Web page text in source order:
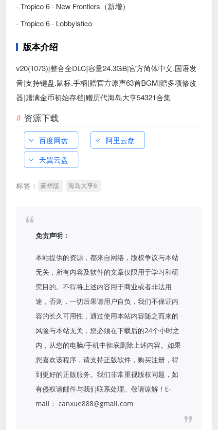
- Tropico 6 - New Frontiers（新增）
- Tropico 6 - Lobbyistico
版本介绍
v20(1073)|整合全DLC|容量24.3GB|官方简体中文.国语发
音|支持键盘.鼠标.手柄|赠官方原声63首BGM|赠多项修改
器|赠满金币初始存档|赠历代海岛大亨54321合集
资源下载
百度网盘
阿里云盘
天翼云盘
标签： 豪华版 海岛大亨6
免责声明：
本站提供的资源，都来自网络，版权争议与本站
无关，所有内容及软件的文章仅限用于学习和研
究目的。不得将上述内容用于商业或者非法用
途，否则，一切后果请用户自负，我们不保证内
容的长久可用性，通过使用本站内容随之而来的
风险与本站无关，您必须在下载后的24个小时之
内，从您的电脑/手机中彻底删除上述内容。如果
您喜欢该程序，请支持正版软件，购买注册，得
到更好的正版服务。我们非常重视版权问题，如
有侵权请邮件与我们联系处理。敬请谅解！E-
mail： canxue888@gmail.com